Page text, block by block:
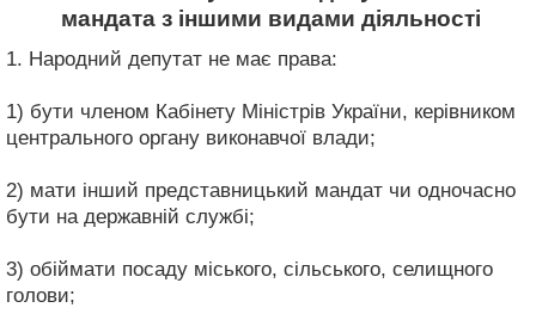
мандата з іншими видами діяльності
1. Народний депутат не має права:
1) бути членом Кабінету Міністрів України, керівником
центрального органу виконавчої влади;
2) мати інший представницький мандат чи одночасно
бути на державній службі;
3) обіймати посаду міського, сільського, селищного
голови;